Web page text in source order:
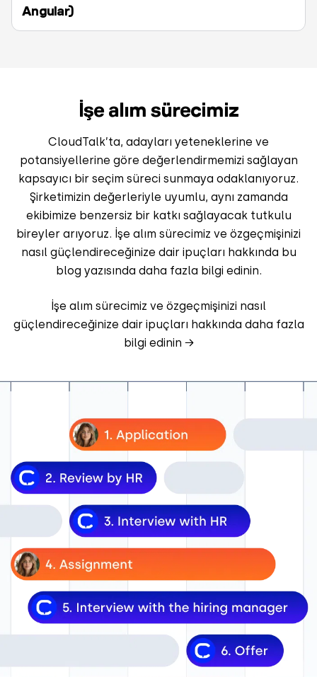
Angular)
İşe alım sürecimiz
CloudTalk’ta, adayları yeteneklerine ve
potansiyellerine göre değerlendirmemizi sağlayan
kapsayıcı bir seçim süreci sunmaya odaklanıyoruz.
Şirketimizin değerleriyle uyumlu, aynı zamanda
ekibimize benzersiz bir katkı sağlayacak tutkulu
bireyler arıyoruz. İşe alım sürecimiz ve özgeçmişinizi
nasıl güçlendireceğinize dair ipuçları hakkında bu
blog yazısında daha fazla bilgi edinin.
İşe alım sürecimiz ve özgeçmişinizi nasıl
güçlendireceğinize dair ipuçları hakkında daha fazla
bilgi edinin →